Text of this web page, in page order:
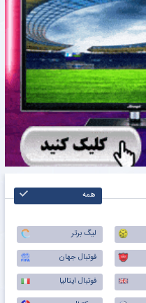
همه
لیگ برتر
فوتبال جهان
فوتبال ایتالیا